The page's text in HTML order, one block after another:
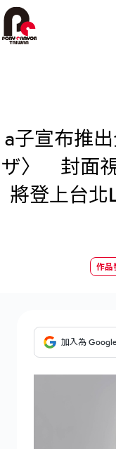
跳
至
主
a子宣布推
ザ〉 封面視
將登上台北
作品
加入為